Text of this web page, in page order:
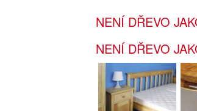
NENÍ DŘEVO
NENÍ DŘEVO